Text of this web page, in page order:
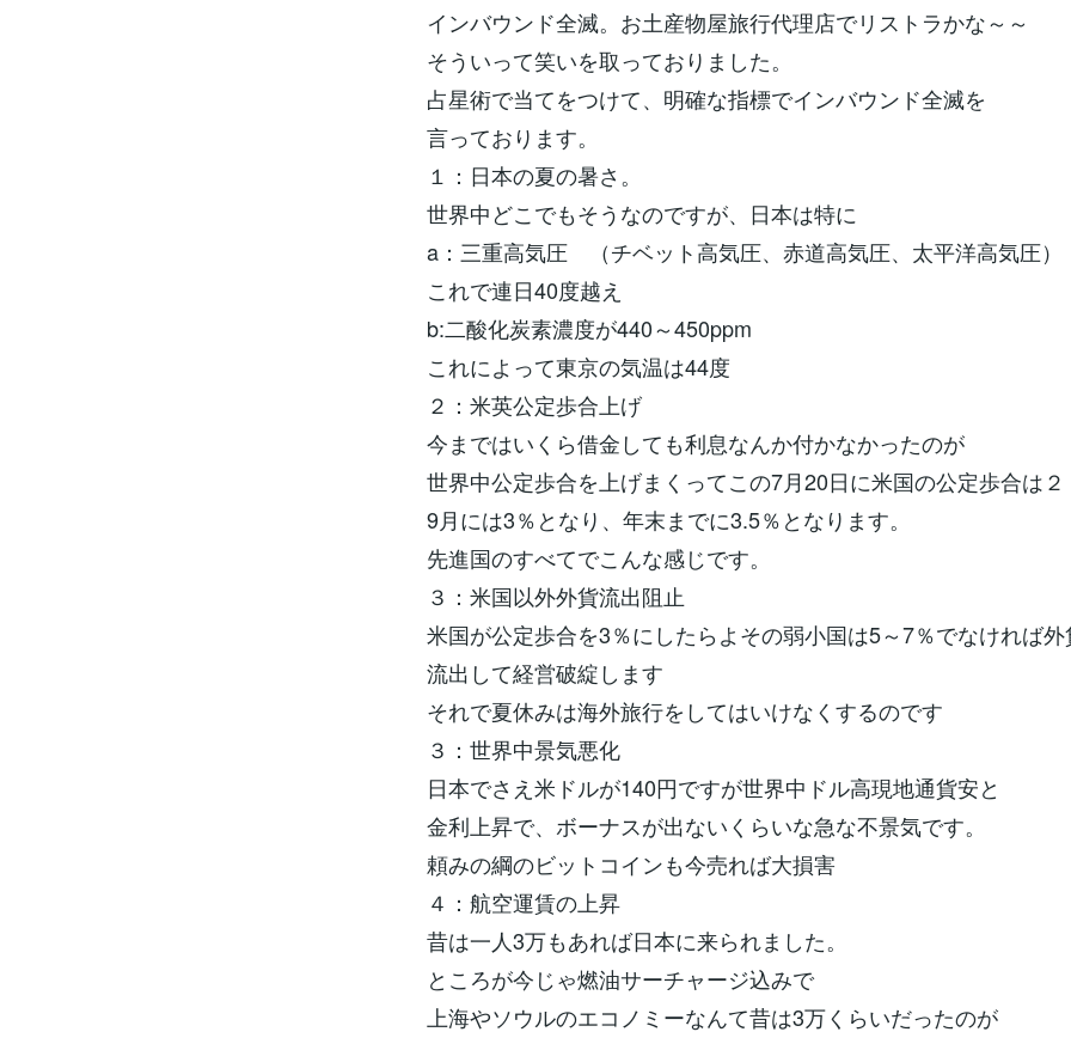
インバウンド全滅。お土産物屋旅行代理店でリストラかな～～
そういって笑いを取っておりました。
占星術で当てをつけて、明確な指標でインバウンド全滅を
言っております。
１：日本の夏の暑さ。
世界中どこでもそうなのですが、日本は特に
a：三重高気圧 （チベット高気圧、赤道高気圧、太平洋高気圧）
これで連日40度越え
b:二酸化炭素濃度が440～450ppm
これによって東京の気温は44度
２：米英公定歩合上げ
今まではいくら借金しても利息なんか付かなかったのが
世界中公定歩合を上げまくってこの7月20日に米国の公定歩合は
9月には3％となり、年末までに3.5％となります。
先進国のすべてでこんな感じです。
３：米国以外外貨流出阻止
米国が公定歩合を3％にしたらよその弱小国は5～7％でなければ
流出して経営破綻します
それで夏休みは海外旅行をしてはいけなくするのです
３：世界中景気悪化
日本でさえ米ドルが140円ですが世界中ドル高現地通貨安と
金利上昇で、ボーナスが出ないくらいな急な不景気です。
頼みの綱のビットコインも今売れば大損害
４：航空運賃の上昇
昔は一人3万もあれば日本に来られました。
ところが今じゃ燃油サーチャージ込みで
上海やソウルのエコノミーなんて昔は3万くらいだったのが